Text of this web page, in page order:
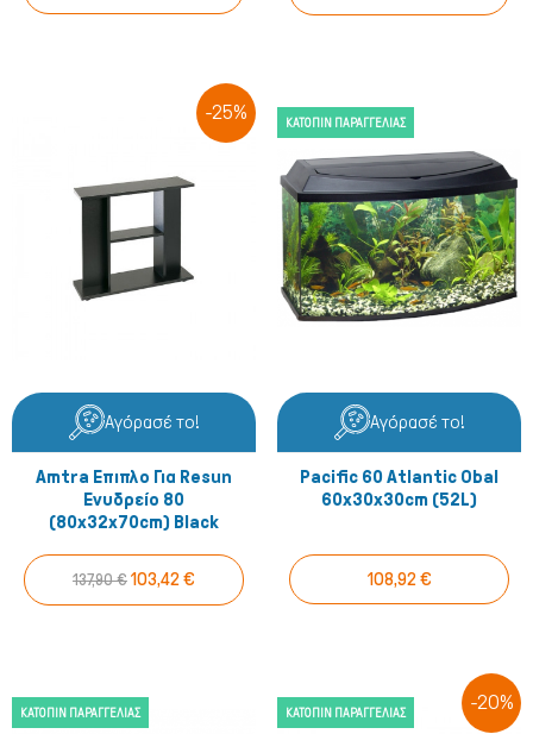
Μικρά ζώα
-25%
Αγόρασέ το!
Amtra Eπιπλο Για Resun
Ενυδρείο 80
(80x32x70cm) Black
137,90 € 103,42 €
ΚΑΤΌΠΙΝ ΠΑΡΑΓΓΕΛΊΑΣ
Αγόρασέ το!
Pacific 60 Atlantic Obal
60x30x30cm (52L)
108,92 €
ΚΑΤΌΠΙΝ ΠΑΡΑΓΓΕΛΊΑΣ -20%
ΚΑΤΌΠΙΝ ΠΑΡΑΓΓΕΛΊΑΣ